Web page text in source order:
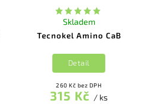
Tecnokel Amino CaB
Skladem
260 Kč bez DPH
315 Kč / ks
Detail